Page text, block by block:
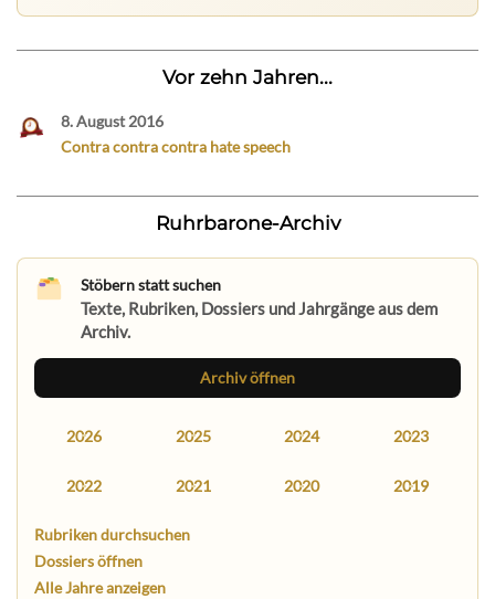
Vor zehn Jahren...
8. August 2016
Contra contra contra hate speech
Ruhrbarone-Archiv
Stöbern statt suchen
Texte, Rubriken, Dossiers und Jahrgänge aus dem
Archiv.
Archiv öffnen
2026 2025 2024 2023
2022 2021 2020 2019
Rubriken durchsuchen
Dossiers öffnen
Alle Jahre anzeigen